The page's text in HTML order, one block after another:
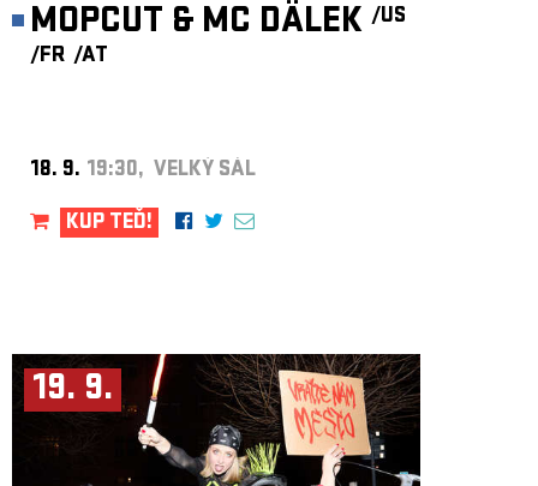
MOPCUT & MC DÄLEK /US
/FR /AT
18. 9. 19:30, VELKÝ SÁL
KUP TEĎ!
19. 9.